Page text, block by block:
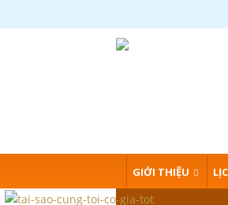
GIỚI THIỆU